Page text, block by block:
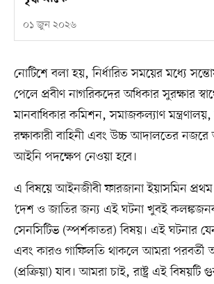
০১ জুন ২০২৬
নোটিশে বলা হয়, নির্ধারিত সময়ের মধ্যে
পেলে প্রবীণ নাগরিকদের অধিকার সুরক্ষার
মানবাধিকার কমিশন, সমাজকল্যাণ
রক্ষাকারী বাহিনী এবং উচ্চ আদালতের
আইনি পদক্ষেপ নেওয়া হবে।
এ বিষয়ে আইনজীবী ফারজানা ইয়াসমিন
‘দেশ ও জাতির জন্য এই ঘটনা খুবই
সেনসিটিভ (স্পর্শকাতর) বিষয়। এই ঘটনার
এবং কারও গাফিলতি থাকলে আমরা পরবর্তী
(প্রক্রিয়া) যাব। আমরা চাই, রাষ্ট্র এই বিষয়টি